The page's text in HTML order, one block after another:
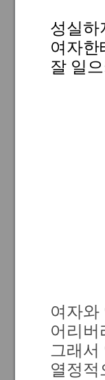
성실하
여자한
잘 일
여자와
어리버
그래서
열정적